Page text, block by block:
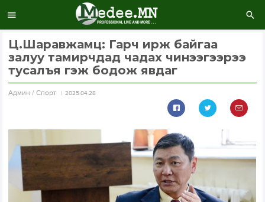
Ц.Шаравжамц: Гарч ирж байгаа
залуу тамирчдад чадах чинээгээрээ
тусалъя гэж бодож явдаг
Aдмин / Спорт 2025.04.28